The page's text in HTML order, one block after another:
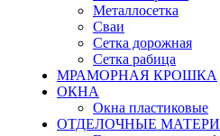
Металлосетка
Сваи
Сетка дорожная
Сетка рабица
МРАМОРНАЯ КРОШКА
ОКНА
Окна пластиковые
ОТДЕЛОЧНЫЕ